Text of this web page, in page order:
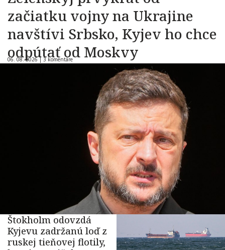
začiatku vojny na Ukrajine
navštívi Srbsko, Kyjev ho chce
odpútať od Moskvy
06. 08. 2026 | 3 komentáre
Štokholm odovzdá
Kyjevu zadržanú loď z
ruskej tieňovej flotily,